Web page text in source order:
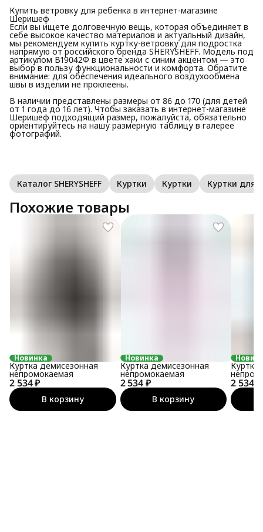
Купить ветровку для ребенка в интернет-магазине
Шеришеф
Если вы ищете долговечную вещь, которая объединяет в
себе высокое качество материалов и актуальный дизайн,
мы рекомендуем купить куртку-ветровку для подростка
напрямую от российского бренда SHERYSHEFF. Модель под
артикулом В19042Ф в цвете хаки с синим акцентом — это
выбор в пользу функциональности и комфорта. Обратите
внимание: для обеспечения идеального воздухообмена
швы в изделии не проклеены.
В наличии представлены размеры от 86 до 170 (для детей
от 1 года до 16 лет). Чтобы заказать в интернет-магазине
Шеришеф подходящий размер, пожалуйста, обязательно
ориентируйтесь на нашу размерную таблицу в галерее
фотографий.
Каталог SHERYSHEFF Куртки Куртки Куртки для
Похожие товары
Новинка
2 534 ₽
Куртка демисезонная
непромокаемая
В корзину
Новинка
2 534 ₽
Куртка демисезонная
непромокаемая
В корзину
2 534 ₽
Куртка